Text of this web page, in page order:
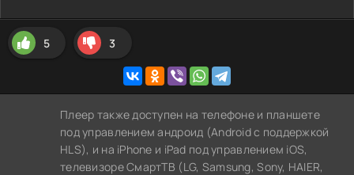
5 3
Плеер также доступен на телефоне и планшете
под управлением андроид (Android с поддержкой
HLS), и на iPhone и iPad под управлением iOS,
телевизоре СмартТВ (LG, Samsung, Sony, HAIER,